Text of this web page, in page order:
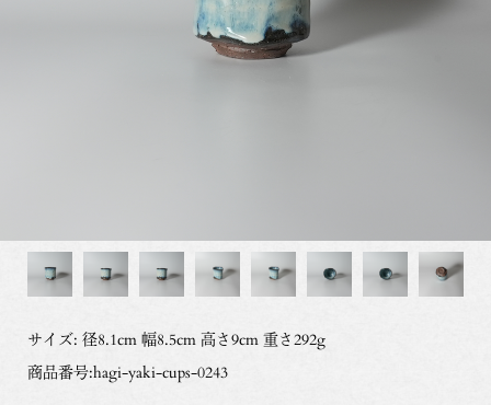
サイズ: 径8.1cm 幅8.5cm 高さ9cm 重さ292g
商品番号:hagi-yaki-cups-0243